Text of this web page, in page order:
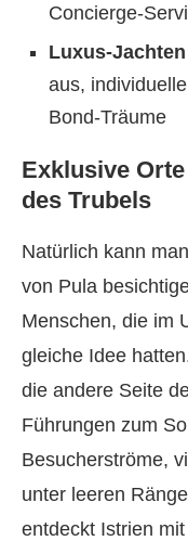
Concierge-
Luxus-
aus,
Bond-Träume
Exklusive
des Trubels
Natürlich kann
von Pula
Menschen, die im
gleiche Idee
die andere Seite
Führungen zum
Besucherströme,
unter leeren
entdeckt Istrien